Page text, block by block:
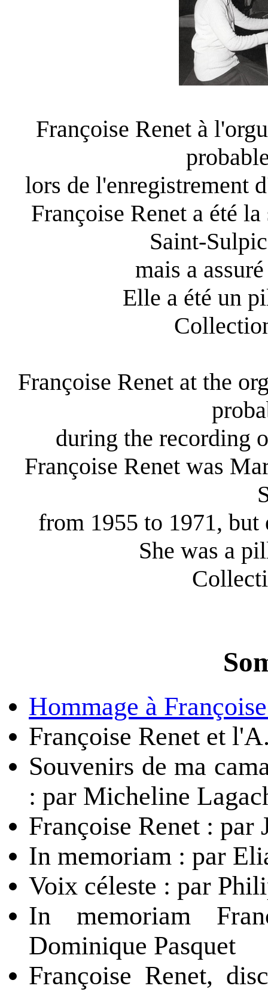
Françoise Renet à
lors de l'enregistrement
Françoise Renet a été
Saint-
mais a
Elle a été un
Françoise Renet at the
during the recording
Françoise Renet was
from 1955 to 1971,
She was a
Hommage à
Françoise Renet et
Souvenirs de ma
: par Micheline
Françoise Renet : par
In memoriam : par
Voix céleste : par
In memoriam
Dominique Pasquet
Françoise Renet,